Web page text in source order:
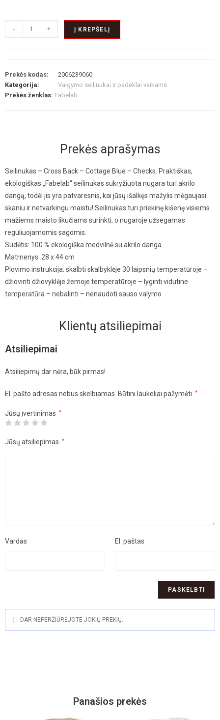
- + Į KREPŠELĮ
Prekės kodas:
2006239060
Kategorija:
Valgymo seilinukai ir padėklai vaikams
Prekės ženklas: Fabelab
Prekės aprašymas
Seilinukas – Cross Back – Cottage Blue – Checks. Praktiškas,
ekologiškas „Fabelab“ seilinukas sukryžiuota nugara turi akrilo
dangą, todėl jis yra patvaresnis, kai jūsų išalkęs mažylis mėgaujasi
skaniu ir netvarkingu maistu! Seilinukas turi priekinę kišenę visiems
mažiems maisto likučiams surinkti, o nugaroje užsegamas
reguliuojamomis sagomis.
Sudėtis: 100 % ekologiška medvilnė su akrilo danga
Matmenys: 28 x 44 cm
Plovimo instrukcija: skalbti skalbyklėje 30 laipsnių temperatūroje –
džiovinti džiovyklėje žemoje temperatūroje – lyginti vidutine
temperatūra – nebalinti – nenaudoti sauso valymo
Klientų atsiliepimai
Atsiliepimai
Atsiliepimų dar nėra, būk pirmas!
El. pašto adresas nebus skelbiamas. Būtini laukeliai pažymėti *
Jūsų įvertinimas *
Jūsų atsiliepimas *
Vardas El. paštas
DAR NEPERŽIŪRĖJOTE JOKIŲ PREKIŲ.
Panašios prekės